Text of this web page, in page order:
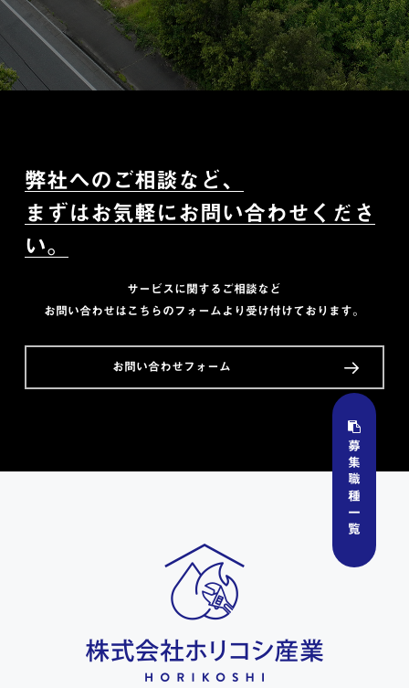
弊社へのご相談など、
まずはお気軽にお問い合わせくださ
い。
サービスに関するご相談など
お問い合わせはこちらのフォームより受け付けております。
お問い合わせフォーム
募集職種一覧